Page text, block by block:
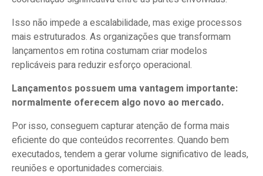
Isso não impede a escalabilidade, mas exige processos
mais estruturados. As organizações que transformam
lançamentos em rotina costumam criar modelos
replicáveis para reduzir esforço operacional.
Lançamentos possuem uma vantagem importante:
normalmente oferecem algo novo ao mercado.
Por isso, conseguem capturar atenção de forma mais
eficiente do que conteúdos recorrentes. Quando bem
executados, tendem a gerar volume significativo de leads,
reuniões e oportunidades comerciais.